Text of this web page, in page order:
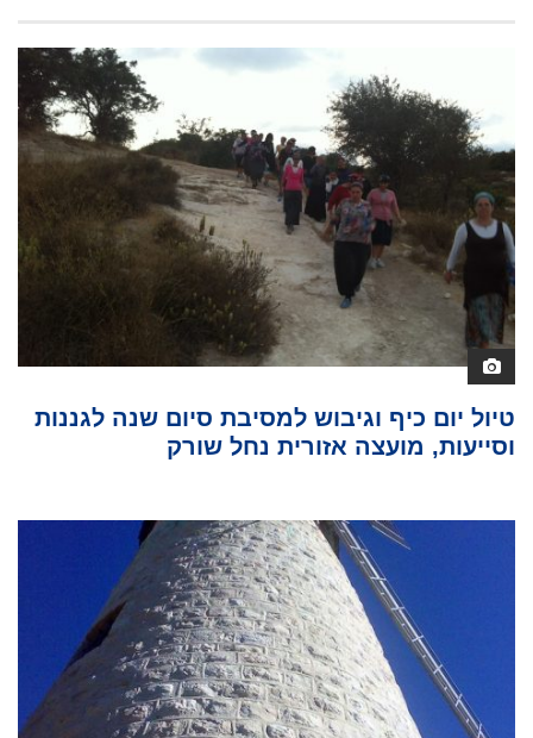
טיול יום כיף וגיבוש למסיבת סיום שנה לגננות
וסייעות, מועצה אזורית נחל שורק